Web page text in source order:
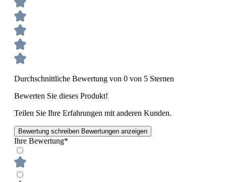
Durchschnittliche Bewertung von 0 von 5 Sternen
Bewerten Sie dieses Produkt!
Teilen Sie Ihre Erfahrungen mit anderen Kunden.
Bewertung schreiben Bewertungen anzeigen
Ihre Bewertung*